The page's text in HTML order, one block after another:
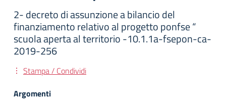
2- decreto di assunzione a bilancio del
finanziamento relativo al progetto ponfse “
scuola aperta al territorio -10.1.1a-fsepon-ca-
2019-256
Stampa / Condividi
Argomenti